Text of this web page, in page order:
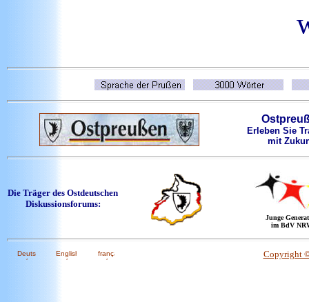
Erleben Sie
mit
Die Träger des Ostdeutschen
Diskussionsforums:
Junge
im BdV
Copyright